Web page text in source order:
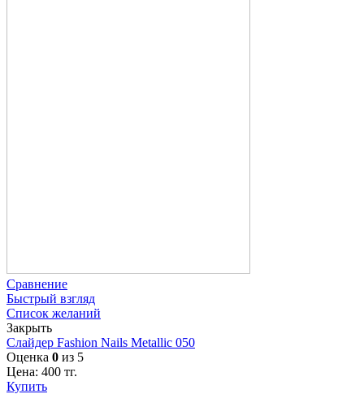
Сравнение
Быстрый взгляд
Список желаний
Закрыть
Слайдер Fashion Nails Metallic 050
Оценка 0 из 5
Цена: 400 тг.
Купить